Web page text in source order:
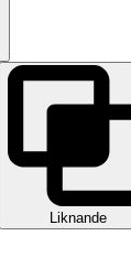
Liknande